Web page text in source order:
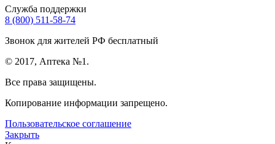
Служба поддержки
8 (800) 511-58-74
Звонок для жителей РФ бесплатный
© 2017, Аптека №1.
Все права защищены.
Копирование информации запрещено.
Пользовательское соглашение
Закрыть